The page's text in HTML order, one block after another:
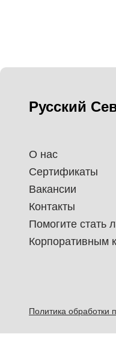
Русский
О нас
Сертификаты
Вакансии
Контакты
Помогите стать
Корпоративным
Политика обработки